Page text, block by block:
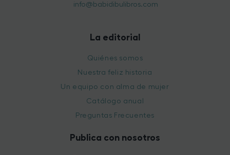
info@babidibulibros.com
La editorial
Quiénes somos
Nuestra feliz historia
Un equipo con alma de mujer
Catálogo anual
Preguntas Frecuentes
Publica con nosotros